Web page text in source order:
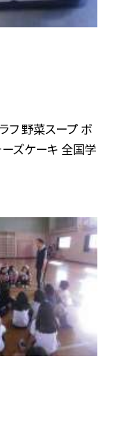
フ 野菜スープ ボ
ズケーキ 全国学